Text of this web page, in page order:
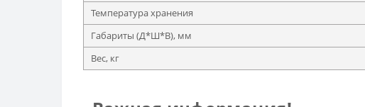
Температура хранения
Габариты (Д*Ш*В), мм
Вес, кг